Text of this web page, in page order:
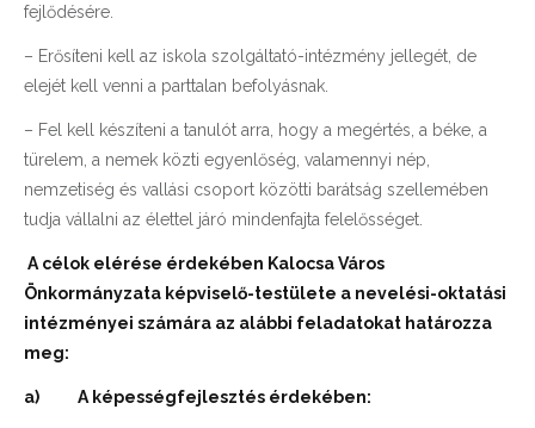
fejlődésére.
– Erősíteni kell az iskola szolgáltató-intézmény jellegét, de
elejét kell venni a parttalan befolyásnak.
– Fel kell készíteni a tanulót arra, hogy a megértés, a béke, a
türelem, a nemek közti egyenlőség, valamennyi nép,
nemzetiség és vallási csoport közötti barátság szellemében
tudja vállalni az élettel járó mindenfajta felelősséget.
A célok elérése érdekében Kalocsa Város
Önkormányzata képviselő-testülete a nevelési-oktatási
intézményei számára az alábbi feladatokat határozza
meg:
a) A képességfejlesztés érdekében: